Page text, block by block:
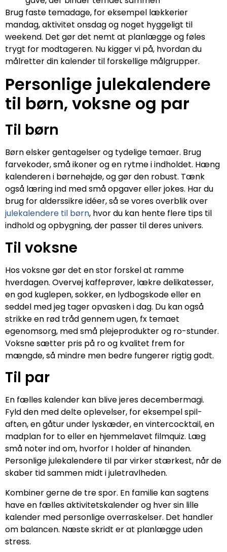
Brug faste temadage, for eksempel lækkerier
mandag, aktivitet onsdag og noget hyggeligt til
weekend. Det gør det nemt at planlægge og føles
trygt for modtageren. Nu kigger vi på, hvordan du
målretter din kalender til forskellige målgrupper.
Personlige julekalendere
til børn, voksne og par
Til børn
Børn elsker gentagelser og tydelige temaer. Brug
farvekoder, små ikoner og en rytme i indholdet. Hæng
kalenderen i børnehøjde, og gør den robust. Tænk
også læring ind med små opgaver eller jokes. Har du
brug for alderssikre idéer, så se vores overblik over
julekalendere til børn, hvor du kan hente flere tips til
indhold og opbygning, der passer til deres univers.
Til voksne
Hos voksne gør det en stor forskel at ramme
hverdagen. Overvej kaffeprøver, lækre delikatesser,
en god kuglepen, sokker, en lydbogskode eller en
seddel med jeg tager opvasken i dag. Du kan også
strikke en rød tråd gennem ugen, fx temaet
egenomsorg, med små plejeprodukter og ro-stunder.
Voksne sætter pris på ro og kvalitet frem for
mængde, så mindre men bedre fungerer rigtig godt.
Til par
En fælles kalender kan blive jeres decembermagi.
Fyld den med delte oplevelser, for eksempel spil-
aften, en gåtur under lyskæder, en vintercocktail, en
madplan for to eller en hjemmelavet filmquiz. Læg
små noter ind om, hvorfor I holder af hinanden.
Personlige julekalendere til par virker stærkest, når de
skaber tid sammen midt i juletravlheden.
Kombiner gerne de tre spor. En familie kan sagtens
have en fælles aktivitetskalender og hver sin lille
kalender med personlige overraskelser. Det handler
om balancen. Næste skridt er at planlægge uden
stress.